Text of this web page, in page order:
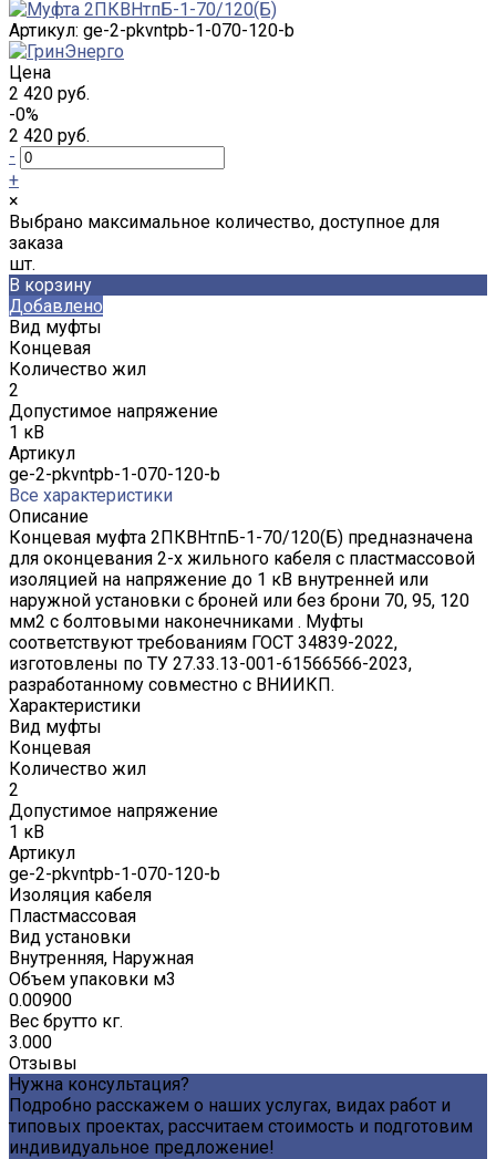
Артикул: ge-2-pkvntpb-1-070-120-b
Цена
2 420 руб.
-0%
2 420 руб.
-
+
×
Выбрано максимальное количество, доступное для
заказа
шт.
В корзину
Добавлено
Вид муфты
Концевая
Количество жил
2
Допустимое напряжение
1 кВ
Артикул
ge-2-pkvntpb-1-070-120-b
Все характеристики
Описание
Концевая муфта 2ПКВНтпБ-1-70/120(Б) предназначена
для оконцевания 2-х жильного кабеля с пластмассовой
изоляцией на напряжение до 1 кВ внутренней или
наружной установки с броней или без брони 70, 95, 120
мм2 с болтовыми наконечниками . Муфты
соответствуют требованиям ГОСТ 34839-2022,
изготовлены по ТУ 27.33.13-001-61566566-2023,
разработанному совместно с ВНИИКП.
Характеристики
Вид муфты
Концевая
Количество жил
2
Допустимое напряжение
1 кВ
Артикул
ge-2-pkvntpb-1-070-120-b
Изоляция кабеля
Пластмассовая
Вид установки
Внутренняя, Наружная
Объем упаковки м3
0.00900
Вес брутто кг.
3.000
Отзывы
Нужна консультация?
Подробно расскажем о наших услугах, видах работ и
типовых проектах, рассчитаем стоимость и подготовим
индивидуальное предложение!